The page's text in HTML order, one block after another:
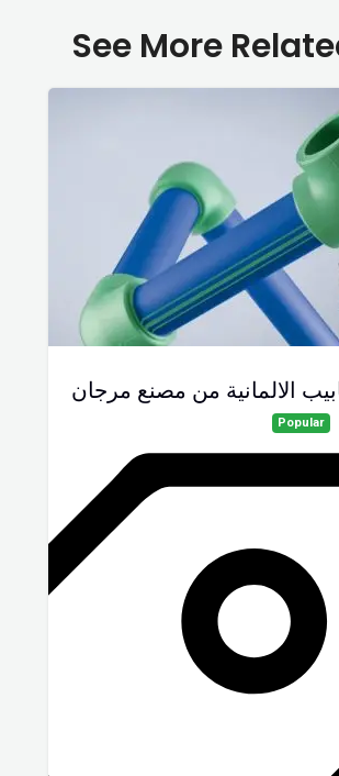
See More
الالمانية من مصنع مرجان
Popular